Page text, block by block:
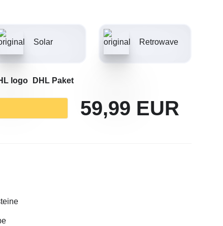
Solar Retrowave
DHL Paket
59,99 EUR